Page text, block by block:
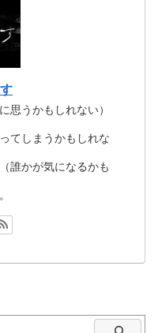
思うかもしれない）
てしまうかもしれな
誰かが気になるかも